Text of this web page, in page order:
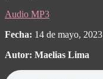
Audio MP3
Fecha: 14 de mayo, 2023
Autor: Maelias Lima